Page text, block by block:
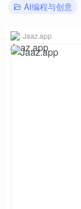
AI编程与创意
Jaaz.app